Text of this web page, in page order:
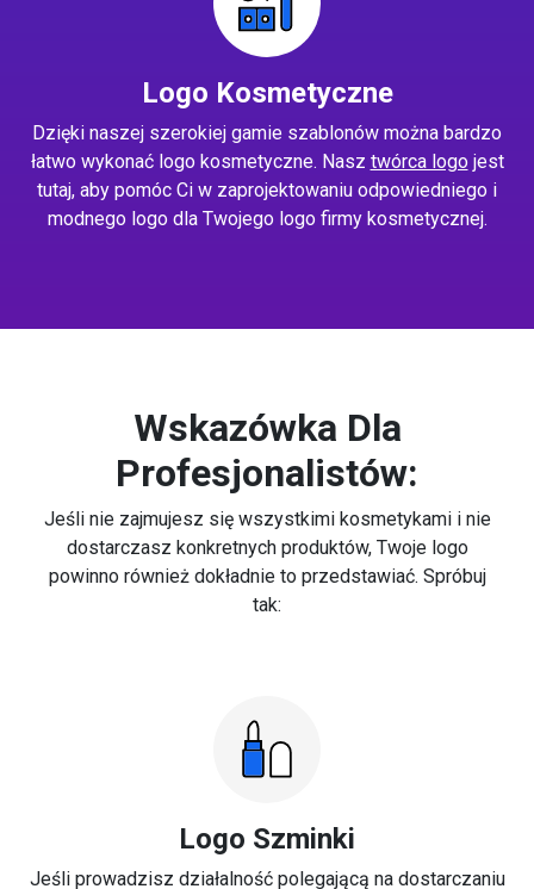
Logo Kosmetyczne
Dzięki naszej szerokiej gamie szablonów można bardzo
łatwo wykonać logo kosmetyczne. Nasz twórca logojest
tutaj, aby pomóc Ci w zaprojektowaniu odpowiedniego i
modnego logo dla Twojego logo firmy kosmetycznej.
Wskazówka Dla
Profesjonalistów:
Jeśli nie zajmujesz się wszystkimi kosmetykami i nie
dostarczasz konkretnych produktów, Twoje logo
powinno również dokładnie to przedstawiać. Spróbuj
tak:
Logo Szminki
Jeśli prowadzisz działalność polegającą na dostarczaniu